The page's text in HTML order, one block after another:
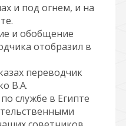
и под огнем, и на
и обобщение
отобразил в
переводчик
В.А.
службе в Египте